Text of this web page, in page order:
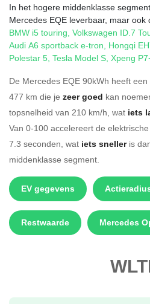
In het hogere middenklasse
Mercedes EQE leverbaar, maar ook
BMW i5 touring, Volkswagen ID.7
Audi A6 sportback e-tron, Hongqi
Polestar 5, Tesla Model S, Xpeng
De Mercedes EQE 90kWh heeft
477 km die je zeer goed kan
topsnelheid van 210 km/h, wat iets
Van 0-100 accelereert de
7.3 seconden, wat iets snelleris
middenklasse segment.
EV gegevens
Restwaarde Mercedes